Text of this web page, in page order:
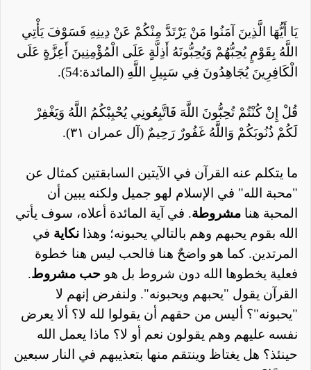
يَا أَيُّهَا الَّذِينَ آمَنُوا مَنْ يَرْتَدَّ مِنْكُمْ عَنْ دِينِهِ فَسَوْفَ يَأْتِي
اللَّهُ بِقَوْمٍ يُحِبُّهُمْ وَيُحِبُّونَهُ أَذِلَّةٍ عَلَى الْمُؤْمِنِينَ أَعِزَّةٍ عَلَى
الْكَافِرِينَ يُجَاهِدُونَ فِي سَبِيلِ اللَّهِ (المائدة:54
).
قُلْ إِنْ كُنْتُمْ تُحِبُّونَ اللَّهَ فَاتَّبِعُونِي يُحْبِبْكُمُ اللَّهُ وَيَغْفِرْ
لَكُمْ ذُنُوبَكُمْ وَاللَّهُ غَفُورٌ رَحِيمٌ (آل عمران ٣١).
ما يتكلم عنه القرآن في الآيتين السابقتين كمثال عن
"محبة الله" في الإسلام لهو جميل ولكنه يبين أن
المحبة هنا مشروطة. في آية المائدة أعلاه، سوف يأتي
الله بقوم يحبهم وهم بالتالي يحبونه؛ وهذا نكاية في
المرتدين. كما هو واضحٌ هنا فالحب ليس هنا خطوة
فعلية يخطوها الله دون شروط بل هو حب مشروط.
القرآن يقول "يحبهم ويحبونه". ولنفرض إنهم لا
"يحبونه"؟ أليس من حقهم أن يقولوا لله لا؟ ألا يعرض
نفسه عليهم وهم يقولون نعم أو لا؟ ماذا يعمل الله
حينئذ؟ هل يغتاظ وينتقم منها بتعذيبهم في النار سبعين